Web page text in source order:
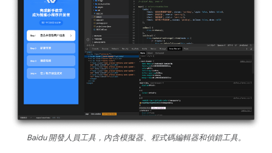
Baidu 開發人員工具，內含模擬器、程式碼編輯器和偵錯工具。